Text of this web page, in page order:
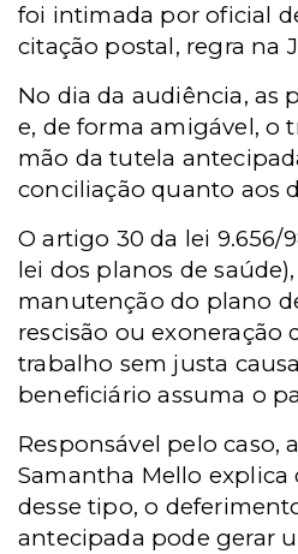
foi intimada por oficial
citação postal, regra na
No dia da audiência, as
e, de forma amigável, o
mão da tutela
conciliação quanto aos
O artigo 30 da lei 9.656/
lei dos planos de
manutenção do plano
rescisão ou exoneração
trabalho sem justa
beneficiário assuma o
Responsável pelo caso,
Samantha Mello explica
desse tipo, o
antecipada pode gerar